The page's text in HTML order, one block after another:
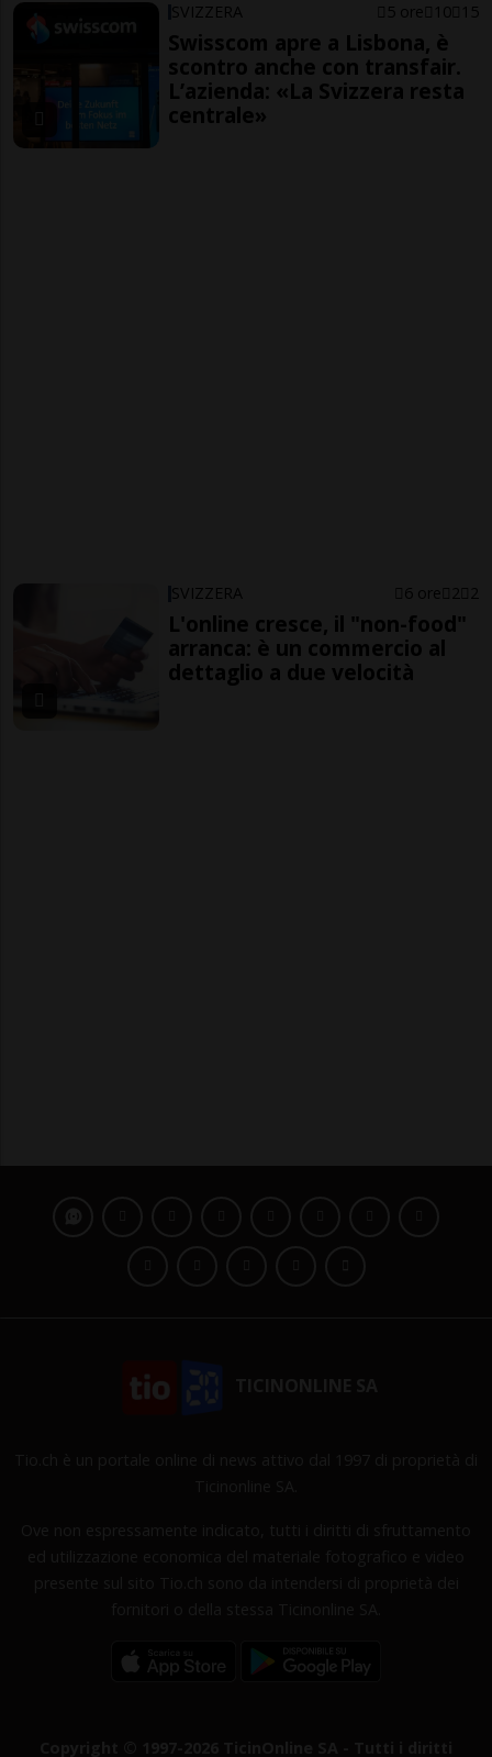
SVIZZERA 5 ore 10 15
Swisscom apre a Lisbona, è
scontro anche con transfair.
L’azienda: «La Svizzera resta
centrale»
SVIZZERA 6 ore 2 2
L'online cresce, il "non-food"
arranca: è un commercio al
dettaglio a due velocità